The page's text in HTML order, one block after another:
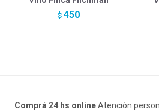
$ 450
Comprá 24 hs onlineAtención